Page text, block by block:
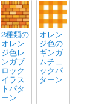
2種類の
オレン
ジ色レ
ンガブ
ロック
イラス
トパタ
ーン
オレン
ジ色の
ギンガ
ムチェ
ックパ
ターン